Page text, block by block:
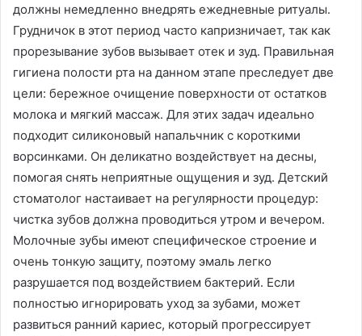
должны немедленно внедрять ежедневные ритуалы․
Грудничок в этот период часто капризничает, так как
прорезывание зубов вызывает отек и зуд․ Правильная
гигиена полости рта на данном этапе преследует две
цели: бережное очищение поверхности от остатков
молока и мягкий массаж․ Для этих задач идеально
подходит силиконовый напальчник с короткими
ворсинками․ Он деликатно воздействует на десны,
помогая снять неприятные ощущения и зуд․ Детский
стоматолог настаивает на регулярности процедур:
чистка зубов должна проводиться утром и вечером․
Молочные зубы имеют специфическое строение и
очень тонкую защиту, поэтому эмаль легко
разрушается под воздействием бактерий․ Если
полностью игнорировать уход за зубами, может
развиться ранний кариес, который прогрессирует